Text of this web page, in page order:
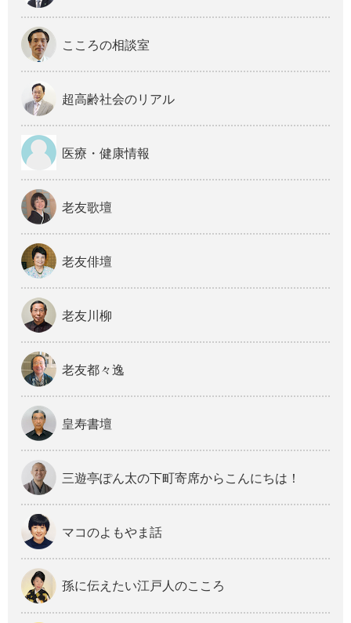
こころの相談室
超高齢社会のリアル
医療・健康情報
老友歌壇
老友俳壇
老友川柳
老友都々逸
皇寿書壇
三遊亭ぽん太の下町寄席からこんにちは！
マコのよもやま話
孫に伝えたい江戸人のこころ